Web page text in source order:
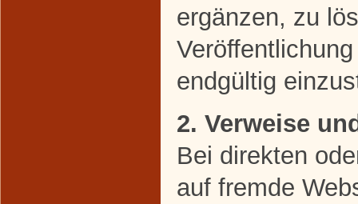
ergänzen, zu
endgültig
2. Verweise
Bei direkten
auf fremde